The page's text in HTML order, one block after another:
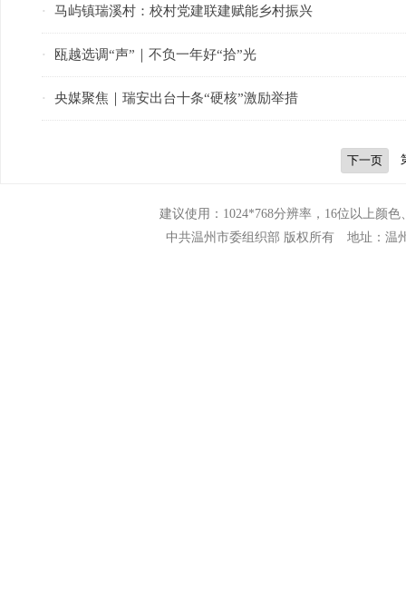
· 马屿镇瑞溪村：校村党建联建赋能乡村振兴
· 瓯越选调“声”｜不负一年好“拾”光
· 央媒聚焦｜瑞安出台十条“硬核”激励举措
下一页
建议使用：1024*768分辨率，16位以上颜
中共温州市委组织部 版权所有 地址：温